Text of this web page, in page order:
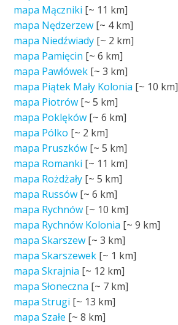
mapa Mączniki [~ 11 km]
mapa Nędzerzew [~ 4 km]
mapa Niedźwiady [~ 2 km]
mapa Pamięcin [~6 km]
mapa Pawłówek [~3 km]
mapa Piątek Mały Kolonia [~ 10 km]
mapa Piotrów [~5 km]
mapa Poklęków [~6 km]
mapa Pólko [~ 2 km]
mapa Pruszków [~5 km]
mapa Romanki [~ 11 km]
mapa Rożdżały [~5 km]
mapa Russów [~6 km]
mapa Rychnów [~ 10 km]
mapa Rychnów Kolonia [~9 km]
mapa Skarszew [~3 km]
mapa Skarszewek [~ 1 km]
mapa Skrajnia [~ 12 km]
mapa Słoneczna [~ 7 km]
mapa Strugi [~ 13 km]
mapa Szałe [~8 km]